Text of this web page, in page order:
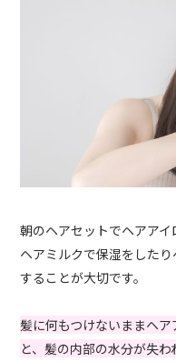
朝のヘアセットでヘアアイ
ヘアミルクで保湿をした
することが大切です。
髪に何もつけないままヘ
と、髪の内部の水分が失